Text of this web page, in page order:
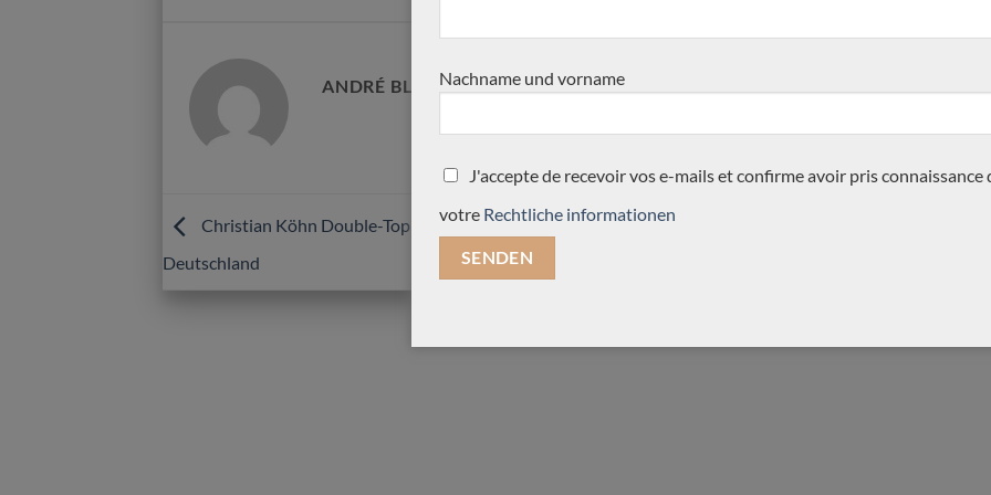
ANDRÉ BLANC
Christian Köhn Double-Top Balsa Video –
Deutschland
John Price Meistergitarre
2013 Nr. 333 – Australien
Nachname und vorname
J'accepte de recevoir vos e-mails et confirme avoir pris connaissance
votre Rechtliche informationen